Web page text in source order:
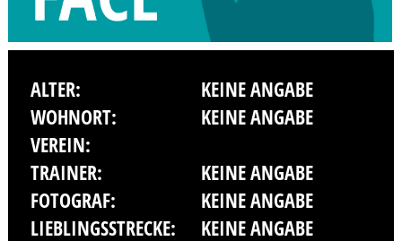
ALTER:
KEINE ANGABE
WOHNORT:
KEINE ANGABE
VEREIN:
TRAINER:
KEINE ANGABE
FOTOGRAF:
KEINE ANGABE
LIEBLINGSSTRECKE:
KEINE ANGABE